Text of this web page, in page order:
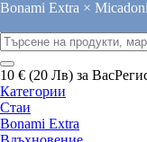
Bonami Extra ×
10 € (20 Лв) за Вас
Категории
Стаи
Bonami Extra